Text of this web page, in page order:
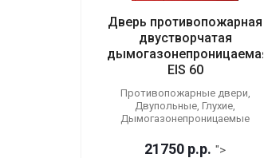
Дверь противопожарная
двустворчатая
дымогазонепроницаемая
EIS 60
Противопожарные двери,
Двупольные, Глухие,
Дымогазонепроницаемые
21750 р.р. ">